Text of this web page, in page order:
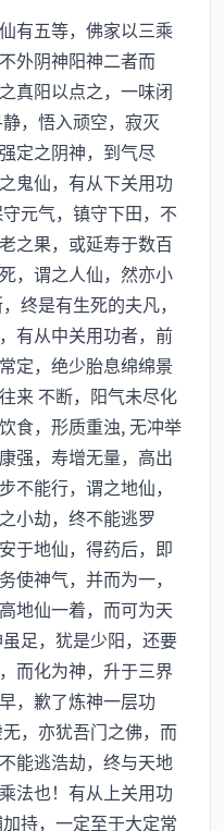
五等，佛家以三乘
外阴神阳神二者而
真阳以点之，一味闭
，悟入顽空，寂灭
定之阴神，到气尽
鬼仙，有从下关用功
元气，镇守下田，不
之果，或延寿于数百
，谓之人仙，然亦小
终是有生死的夫凡，
有从中关用功者，前
定，绝少胎息绵绵景
来 不断，阳气未尽化
食，形质重浊, 无冲举
强，寿增无量，高出
不能行，谓之地仙，
小劫，终不能逃罗
于地仙，得药后，即
使神气，并而为一，
地仙一着，而可为天
足，犹是少阳，还要
而化为神，升于三界
，歉了炼神一层功
，亦犹吾门之佛，而
能逃浩劫，终与天地
法也！有从上关用功
持，一定至于大定常